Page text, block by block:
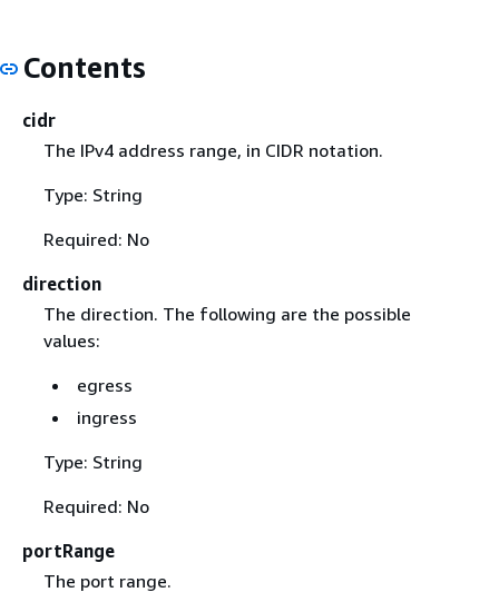
Contents
cidr
The IPv4 address range, in CIDR notation.
Type: String
Required: No
direction
The direction. The following are the possible
values:
egress
ingress
Type: String
Required: No
portRange
The port range.